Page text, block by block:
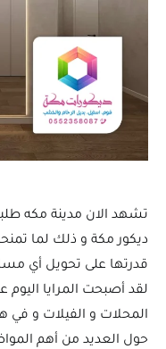
تشهد الان مدينة مكه
ديكور مكة و ذلك لما
قدرتها على تحويل أي
لقد أصبحت المرايا
المحلات و الفيلات و في
حول العديد من أهم